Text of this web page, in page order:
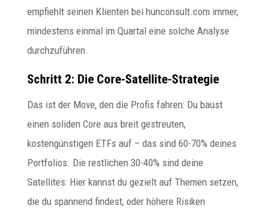
empfiehlt seinen Klienten bei hunconsult.com immer,
mindestens einmal im Quartal eine solche Analyse
durchzuführen.
Schritt 2: Die Core-Satellite-Strategie
Das ist der Move, den die Profis fahren: Du baust
einen soliden Core aus breit gestreuten,
kostengünstigen ETFs auf – das sind 60-70% deines
Portfolios. Die restlichen 30-40% sind deine
Satellites: Hier kannst du gezielt auf Themen setzen,
die du spannend findest, oder höhere Risiken